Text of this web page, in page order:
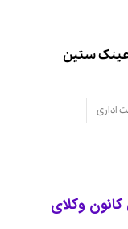
ستین
اداری
وکلای